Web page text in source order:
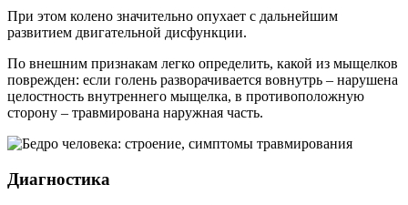
При этом колено значительно опухает с дальнейшим
развитием двигательной дисфункции.
По внешним признакам легко определить, какой из мыщелков
поврежден: если голень разворачивается вовнутрь – нарушена
целостность внутреннего мыщелка, в противоположную
сторону – травмирована наружная часть.
Диагностика